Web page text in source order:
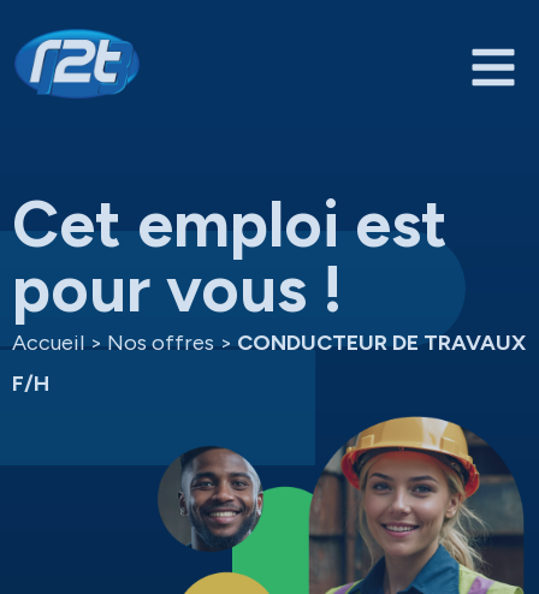
Cet emploi est
pour vous !
Accueil > Nos offres > CONDUCTEUR DE TRAVAUX
F/H